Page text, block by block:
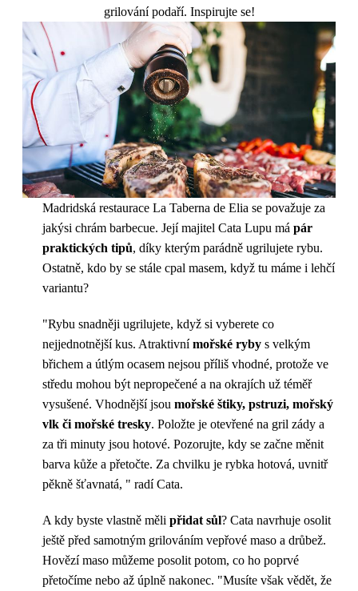
grilování podaří. Inspirujte se!
Madridská restaurace La Taberna de Elia se považuje za
jakýsi chrám barbecue. Její majitel Cata Lupu má pár
praktických tipů, díky kterým parádně ugrilujete rybu.
Ostatně, kdo by se stále cpal masem, když tu máme i lehčí
variantu?
"Rybu snadněji ugrilujete, když si vyberete co
nejjednotnější kus. Atraktivní mořské ryby s velkým
břichem a útlým ocasem nejsou příliš vhodné, protože ve
středu mohou být nepropečené a na okrajích už téměř
vysušené. Vhodnější jsou mořské štiky, pstruzi, mořský
vlk či mořské tresky. Položte je otevřené na gril zády a
za tři minuty jsou hotové. Pozorujte, kdy se začne měnit
barva kůže a přetočte. Za chvilku je rybka hotová, uvnitř
pěkně šťavnatá, " radí Cata.
A kdy byste vlastně měli přidat sůl? Cata navrhuje osolit
ještě před samotným grilováním vepřové maso a drůbež.
Hovězí maso můžeme posolit potom, co ho poprvé
přetočíme nebo až úplně nakonec. "Musíte však vědět, že